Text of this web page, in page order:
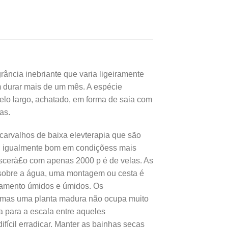
R$31,08.
inebriante que varia ligeiramente
mais de um mês. A espécie
largo, achatado, em forma de saia com
de baixa elevterapia que são
bom em condiçõess mais
com apenas 2000 p é de velas. As
a água, uma montagem ou cesta é
úmidos e úmidos. Os
uma planta madura não ocupa muito
para a escala entre aqueles
erradicar. Manter as bainhas secas